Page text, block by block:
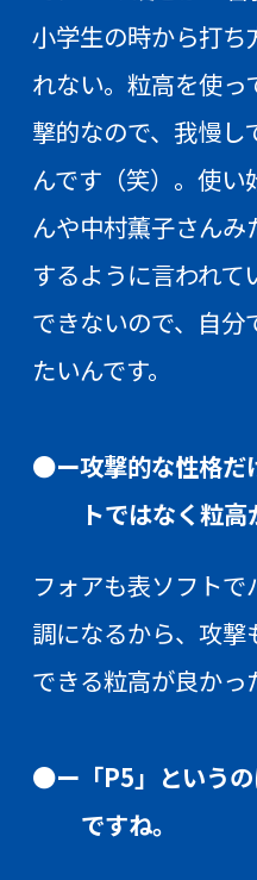
小学生の時から打ち
れない。粒高を使っ
撃的なので、我慢し
んです（笑）。使
んや中村薫子さん
するように言われ
できないので、自分
たいんです。
●ー攻撃的な性格だ
トではなく粒
フォアも表ソフト
調になるから、攻
できる粒高が良かっ
●ー「P5」という
ですね。